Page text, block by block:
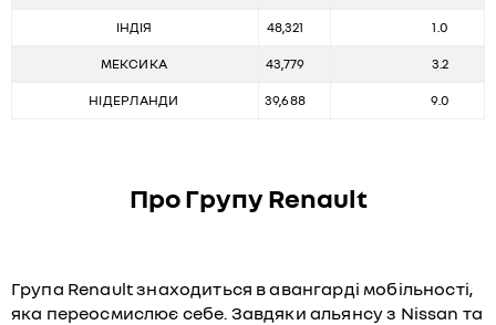
ІНДІЯ 48,321 1.0
МЕКСИКА 43,779 3.2
НІДЕРЛАНДИ 39,688 9.0
Про Групу Renault
Група Renault знаходиться в авангарді мобільності,
яка переосмислює себе. Завдяки альянсу з Nissan та